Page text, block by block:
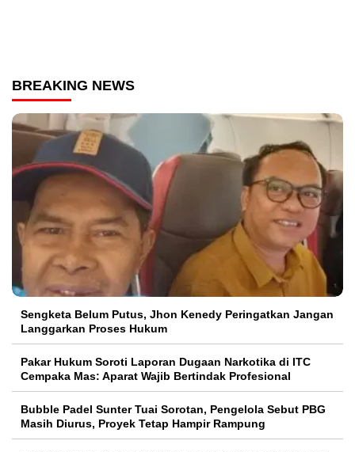
BREAKING NEWS
Sengketa Belum Putus, Jhon Kenedy Peringatkan Jangan
Langgarkan Proses Hukum
Pakar Hukum Soroti Laporan Dugaan Narkotika di ITC
Cempaka Mas: Aparat Wajib Bertindak Profesional
Bubble Padel Sunter Tuai Sorotan, Pengelola Sebut PBG
Masih Diurus, Proyek Tetap Hampir Rampung